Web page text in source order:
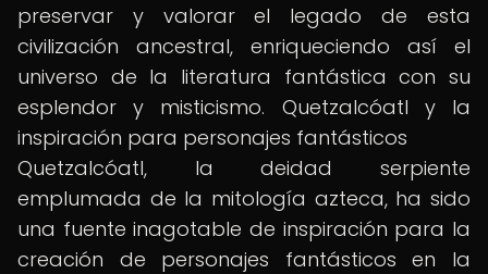
preservar y valorar el legado de esta
civilización ancestral, enriqueciendo así el
universo de la literatura fantástica con su
esplendor y misticismo. Quetzalcóatl y la
inspiración para personajes fantásticos
Quetzalcóatl, la deidad serpiente
emplumada de la mitología azteca, ha sido
una fuente inagotable de inspiración para la
creación de personajes fantásticos en la